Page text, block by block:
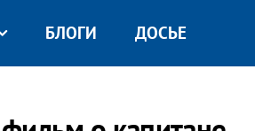
БЛОГИ ДОСЬЕ